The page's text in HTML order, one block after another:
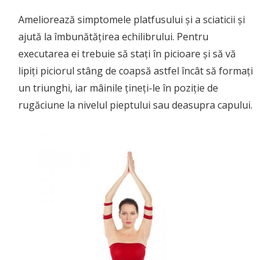
Ameliorează simptomele platfusului și a sciaticii și
ajută la îmbunătățirea echilibrului. Pentru
executarea ei trebuie să stați în picioare și să vă
lipiți piciorul stâng de coapsă astfel încât să formați
un triunghi, iar mâinile țineți-le în poziție de
rugăciune la nivelul pieptului sau deasupra capului.